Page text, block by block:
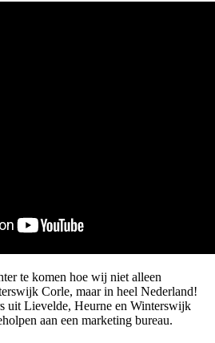
te komen hoe wij niet alleen
Corle, maar in heel Nederland!
uit Lievelde, Heurne en Winterswijk
aan een marketing bureau.